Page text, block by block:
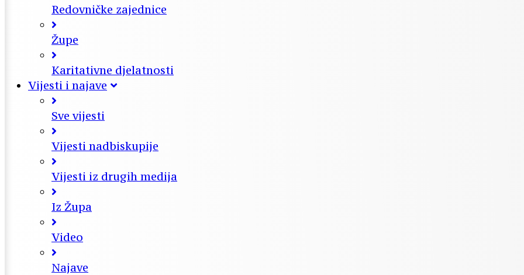
Redovničke zajednice
Župe
Karitativne djelatnosti
Vijesti i najave
Sve vijesti
Vijesti nadbiskupije
Vijesti iz drugih medija
Iz Župa
Video
Najave